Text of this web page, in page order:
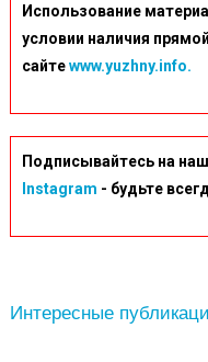
Использование
условии наличия
сайтеwww.yuzhny.info.
Подписывайтесь на
Instagram - будьте
Интересные